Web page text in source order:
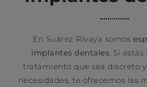
En Suárez Rivaya somos
implantes dentales. Si
tratamiento que sea discreto
necesidades, te ofrecemos las